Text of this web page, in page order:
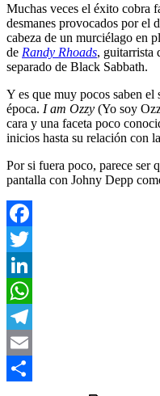
Muchas veces el éxito cobra
desmanes provocados por el
cabeza de un murciélago en
de Randy Rhoads, guitarrista
separado de Black Sabbath.
Y es que muy pocos saben el
época. I am Ozzy (Yo soy
cara y una faceta poco
inicios hasta su relación con
Por si fuera poco, parece ser
pantalla con Johny Depp
Facebook
Twitter
LinkedIn
WhatsApp
Telegram
Email